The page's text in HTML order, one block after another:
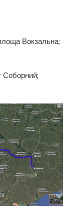
Вокзальна;
Соборний;